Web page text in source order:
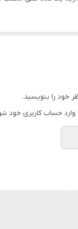
خود را بنویسید.
وارد حساب کاربری خود